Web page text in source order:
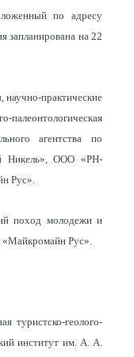
по адресу
запланирована на 22
научно-практические
палеонтологическая
агентства по
Никель», ООО «РН-
Рус».
поход молодежи и
Рус».
туристско-геолого-
институт им. А. А.